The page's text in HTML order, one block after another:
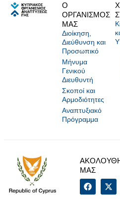
Ο
ΟΡΓΑΝΙΣΜΟΣ
ΜΑΣ
Διοίκηση,
Διεύθυνση και
Προσωπικό
Μήνυμα
Γενικού
Διευθυντή
Σκοποί και
Αρμοδιότητες
Αναπτυξιακό
Πρόγραμμα
ΜΑΣ